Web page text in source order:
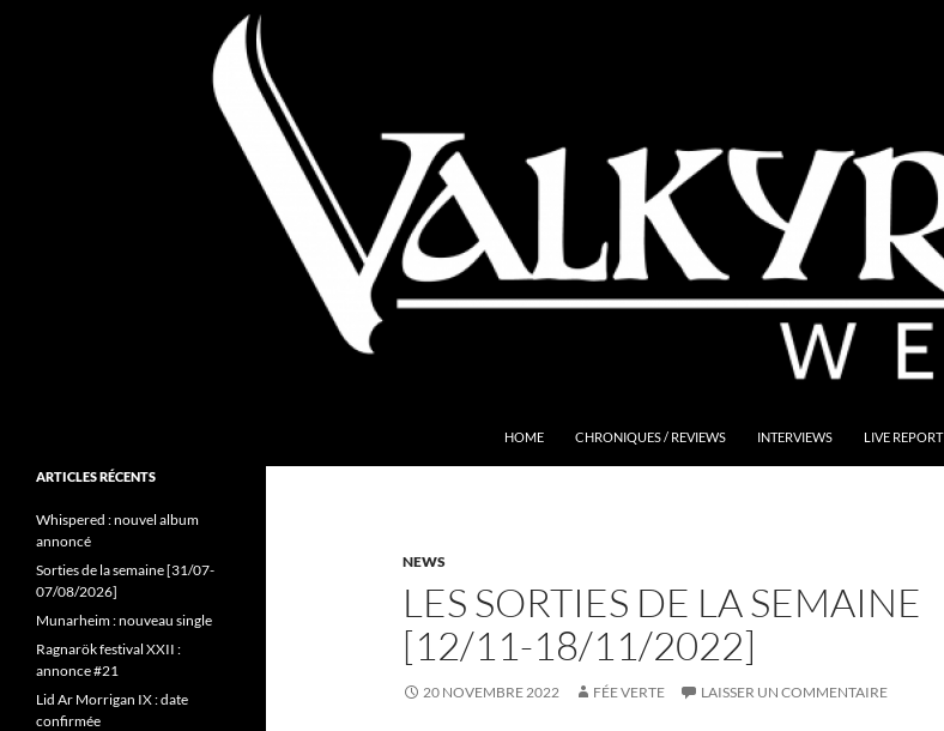
HOME CHRONIQUES / REVIEWS INTERVIEWS LIVE REPORT
NEWS
LES SORTIES DE LA SEMAINE
[12/11-18/11/2022]
20 NOVEMBRE 2022 FÉE VERTE LAISSER UN COMMENTAIRE
Folk Pagan Webzine
ARTICLES RÉCENTS
Whispered : nouvel album
annoncé
Sorties de la semaine [31/07-
07/08/2026]
Munarheim : nouveau single
Ragnarök festival XXII :
annonce #21
Lid Ar Morrigan IX : date
confirmée